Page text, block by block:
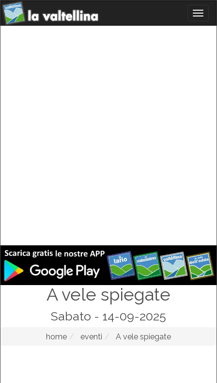
A vele spiegate
Sabato - 14-09-2025
home eventi A vele spiegate